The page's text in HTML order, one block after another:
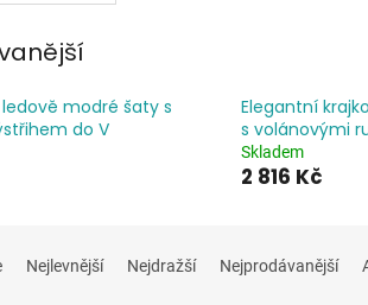
modré šaty s
do V
Elegantní
s volánovými
Skladem
2 816 Kč
Nejlevnější Nejdražší Nejprodávanější